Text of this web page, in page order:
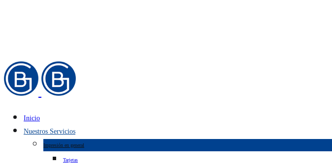
Inicio
Nuestros Servicios
Impresión en general
Tarjetas